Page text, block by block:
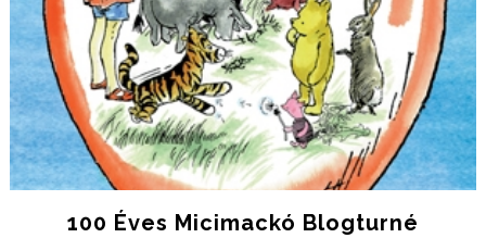
100 Éves Micimackó Blogturné